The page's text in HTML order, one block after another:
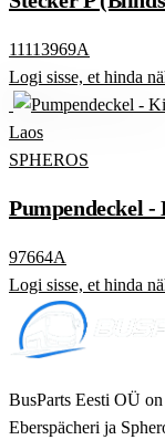
11113969A
Logi sisse, et hinda
Laos
SPHEROS
Pumpendeckel
97664A
Logi sisse, et hinda
BusParts Eesti OÜ on
Eberspächeri ja